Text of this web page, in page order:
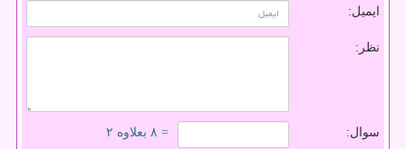
ایمیل:
نظر:
سوال: = ۸ بعلاوه ۲